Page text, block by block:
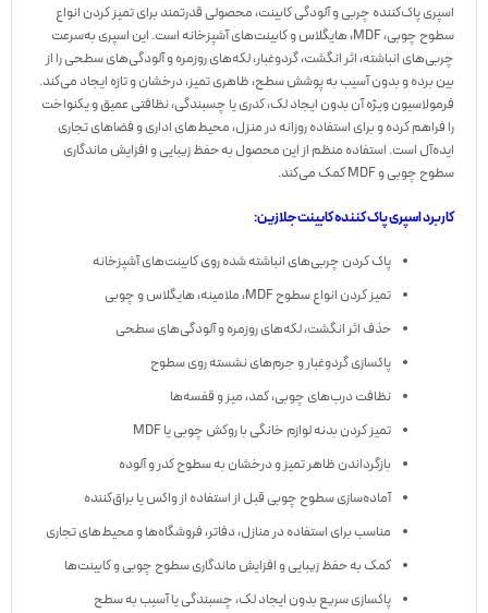
اسپری پاک‌کننده چربی و آلودگی کابینت، محصولی قدرتمند برای تمیز کردن انواع
سطوح چوبی، MDF، هایگلاس و کابینت‌های آشپزخانه است. این اسپری به‌سرعت
چربی‌های انباشته، اثر انگشت، گردوغبار، لکه‌های روزمره و آلودگی‌های سطحی را از
بین برده و بدون آسیب به پوشش سطح، ظاهری تمیز، درخشان و تازه ایجاد می‌کند.
فرمولاسیون ویژه آن بدون ایجاد لک، کدری یا چسبندگی، نظافتی عمیق و یکنواخت
را فراهم کرده و برای استفاده روزانه در منزل، محیط‌های اداری و فضاهای تجاری
ایده‌آل است. استفاده منظم از این محصول به حفظ زیبایی و افزایش ماندگاری
سطوح چوبی و MDF کمک می‌کند.
کاربرد اسپری پاک کننده کابینت جلازین:
پاک کردن چربی‌های انباشته شده روی کابینت‌های آشپزخانه
تمیز کردن انواع سطوح MDF، ملامینه، هایگلاس و چوبی
حذف اثر انگشت، لکه‌های روزمره و آلودگی‌های سطحی
پاکسازی گردوغبار و جرم‌های نشسته روی سطوح
نظافت درب‌های چوبی، کمد، میز و قفسه‌ها
تمیز کردن بدنه لوازم خانگی با روکش چوبی یا MDF
بازگرداندن ظاهر تمیز و درخشان به سطوح کدر و آلوده
آماده‌سازی سطوح چوبی قبل از استفاده از واکس یا براق‌کننده
مناسب برای استفاده در منازل، دفاتر، فروشگاه‌ها و محیط‌های تجاری
کمک به حفظ زیبایی و افزایش ماندگاری سطوح چوبی و کابینت‌ها
پاکسازی سریع بدون ایجاد لک، چسبندگی یا آسیب به سطح